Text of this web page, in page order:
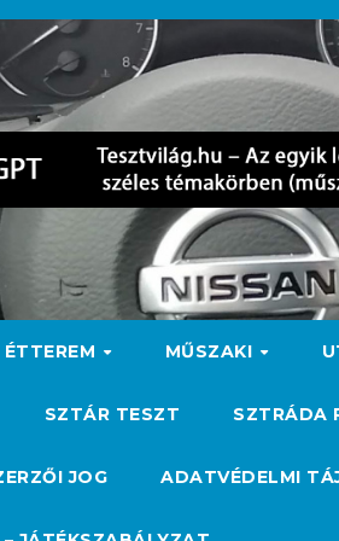
ÉTTEREM MŰSZAKI
SZTÁR TESZT SZTRÁDA
JOG ADATVÉDELMI